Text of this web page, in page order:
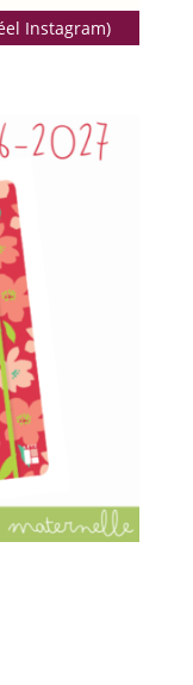
Instagram)